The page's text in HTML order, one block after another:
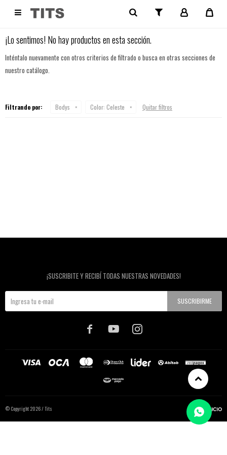
 NO SE HAN RECUPERADO PRODUCTOS
¡Lo sentimos! No hay productos en esta sección.
Inténtalo nuevamente con otros criterios de filtrado o busca en otras secciones de
nuestro catálogo.
Filtrando por: Bodys Color: Celeste Quitar filtros
¡SUSCRIBITE Y RECIBÍ TODAS NUESTRAS NOVEDADES!
SUSCRIBIRME
  
© Copyright 2026 / Tits